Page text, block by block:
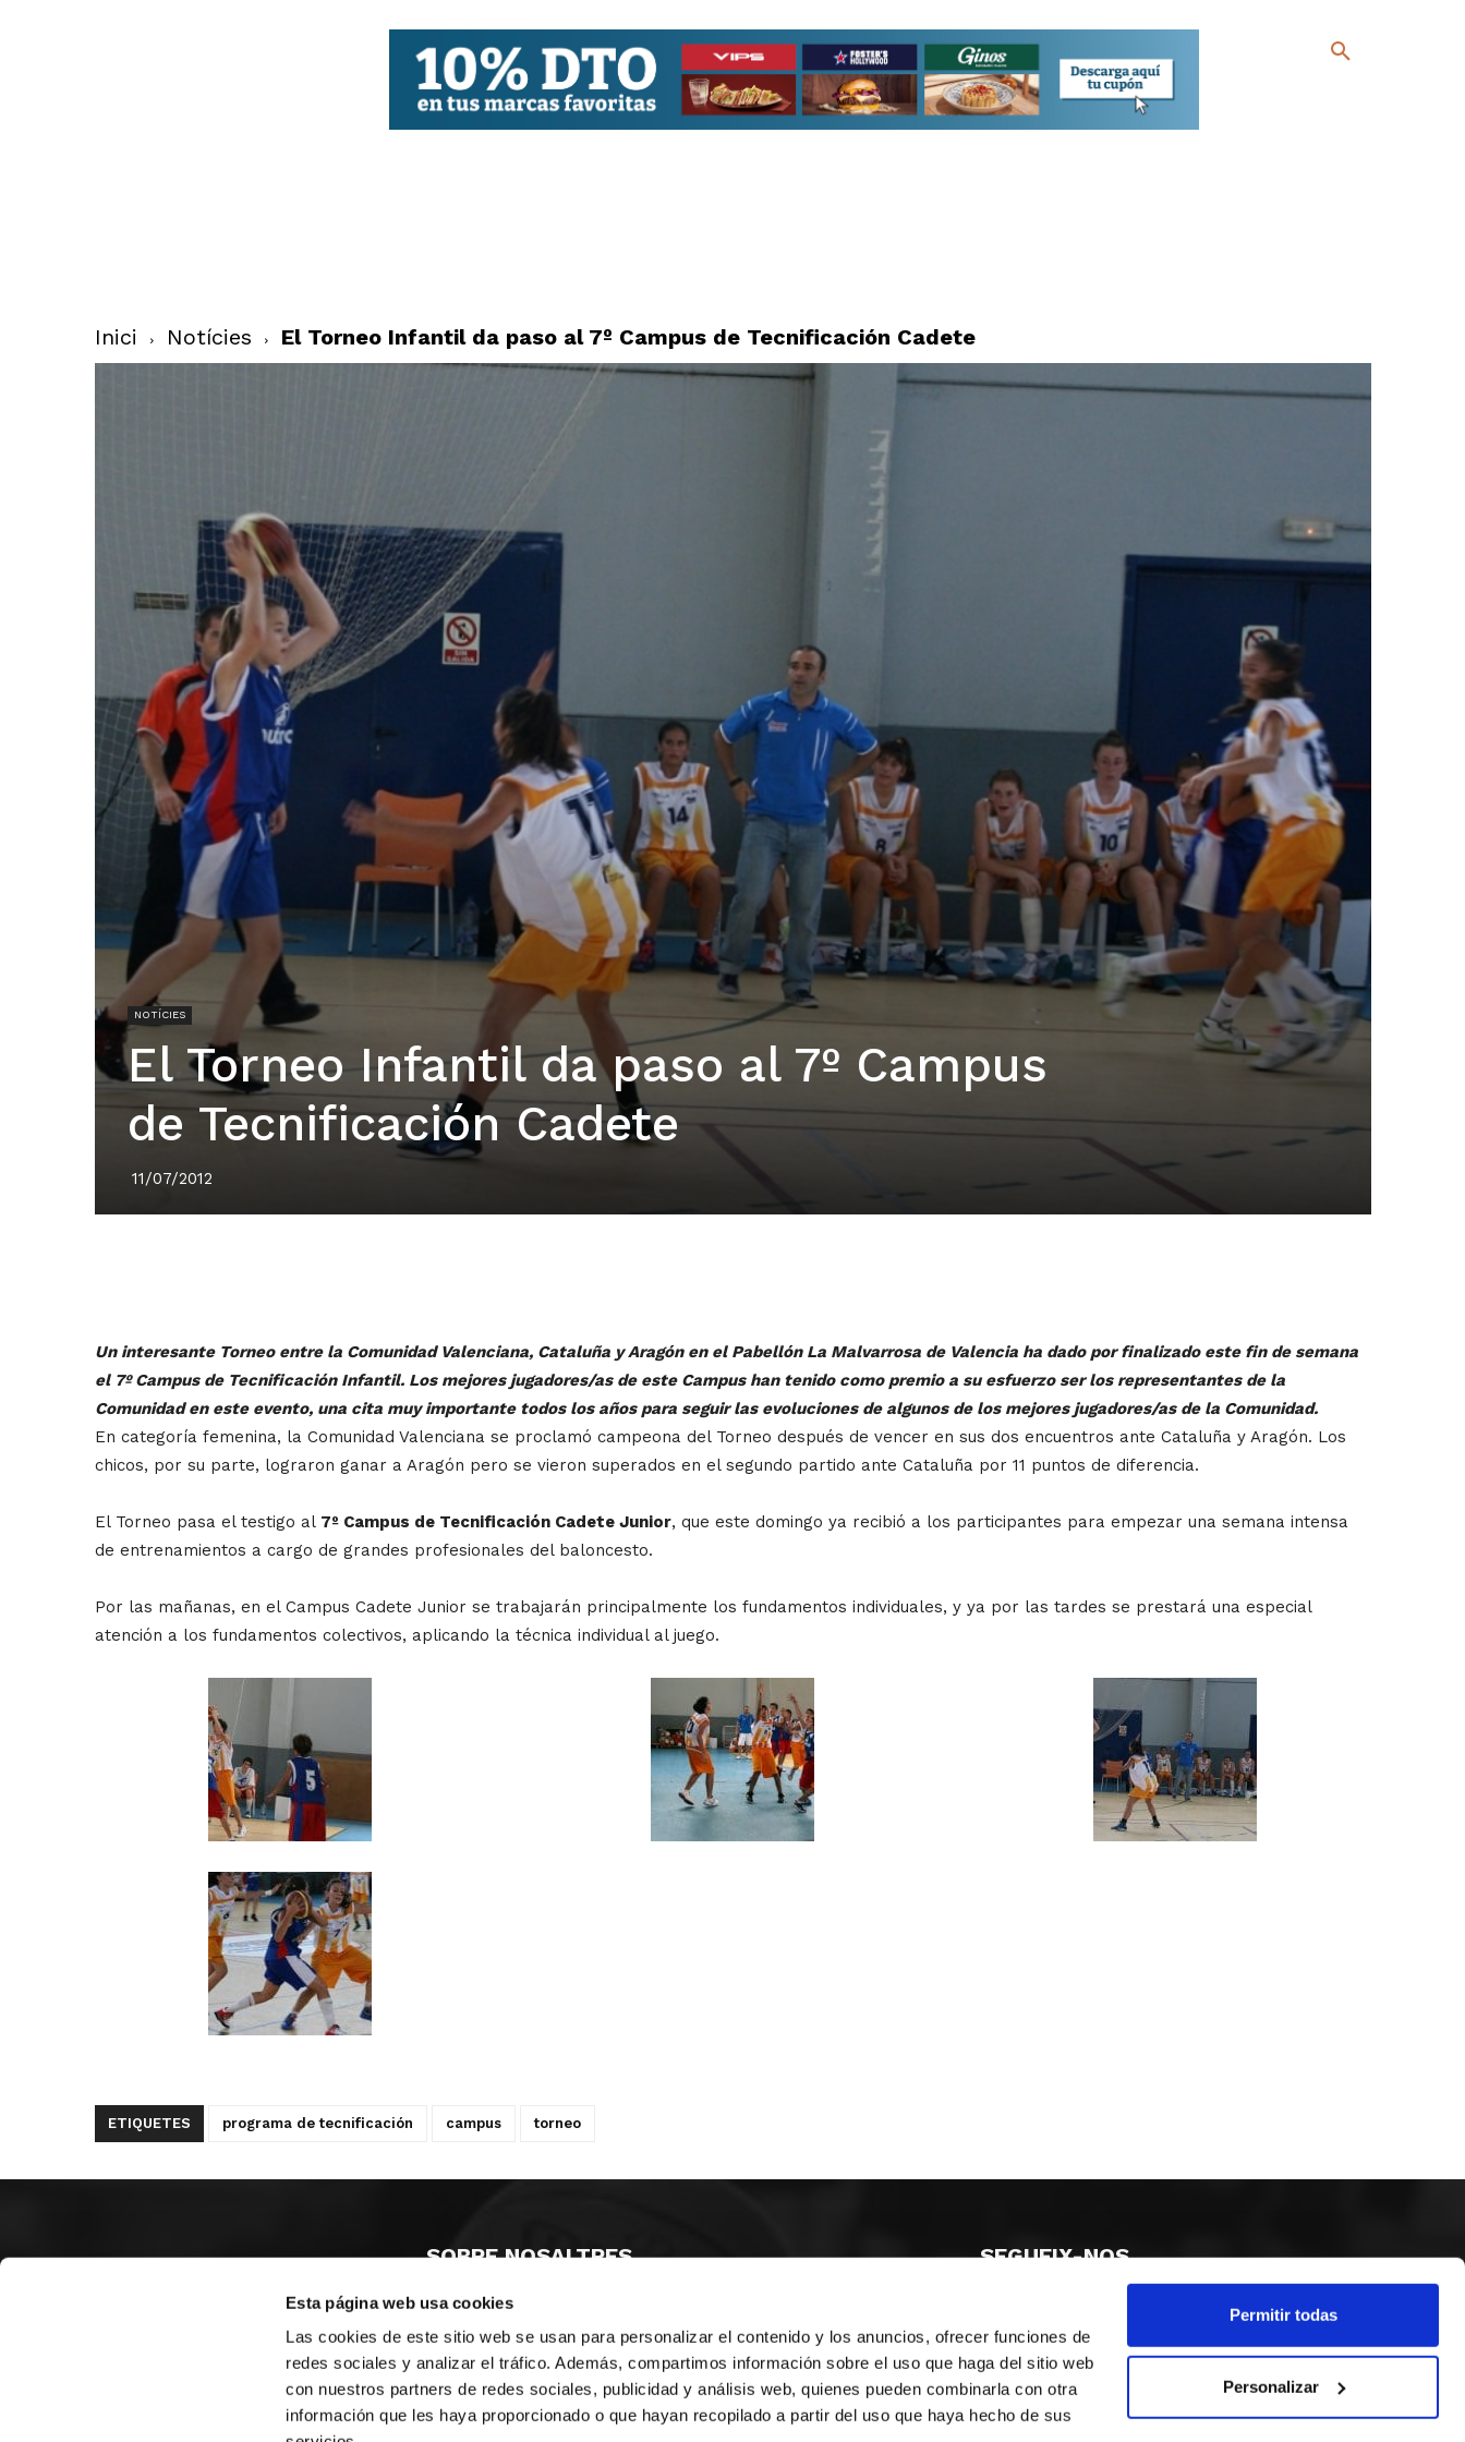
Esta página web usa cookies
Las cookies de este sitio web se usan para personalizar el contenido y los anuncios, ofrecer funciones de
redes sociales y analizar el tráfico. Además, compartimos información sobre el uso que haga del sitio web
con nuestros partners de redes sociales, publicidad y análisis web, quienes pueden combinarla con otra
información que les haya proporcionado o que hayan recopilado a partir del uso que haya hecho de sus
Permitir todas
Personalizar
Inici Notícies El Torneo Infantil da paso al 7º Campus de Tecnificación Cadete
NOTÍCIES
El Torneo Infantil da paso al 7º Campus
de Tecnificación Cadete
11/07/2012
Un interesante Torneo entre la Comunidad Valenciana, Cataluña y Aragón en el Pabellón La Malvarrosa de Valencia ha dado por finalizado este fin de semana
el 7º Campus de Tecnificación Infantil. Los mejores jugadores/as de este Campus han tenido como premio a su esfuerzo ser los representantes de la
Comunidad en este evento, una cita muy importante todos los años para seguir las evoluciones de algunos de los mejores jugadores/as de la Comunidad.
En categoría femenina, la Comunidad Valenciana se proclamó campeona del Torneo después de vencer en sus dos encuentros ante Cataluña y Aragón. Los
chicos, por su parte, lograron ganar a Aragón pero se vieron superados en el segundo partido ante Cataluña por 11 puntos de diferencia.
El Torneo pasa el testigo al 7º Campus de Tecnificación Cadete Junior, que este domingo ya recibió a los participantes para empezar una semana intensa
de entrenamientos a cargo de grandes profesionales del baloncesto.
Por las mañanas, en el Campus Cadete Junior se trabajarán principalmente los fundamentos individuales, y ya por las tardes se prestará una especial
atención a los fundamentos colectivos, aplicando la técnica individual al juego.
ETIQUETES programa de tecnificación campus torneo
SOBRE NOSALTRES
CASTELLÓ
VALÈNCIA
MONESTIR DE POBLET 14 1ª 3º
ALACANT
CIUDAD DE MATANZAS 12
fbcv@fbcv.es
SEGUEIX-NOS